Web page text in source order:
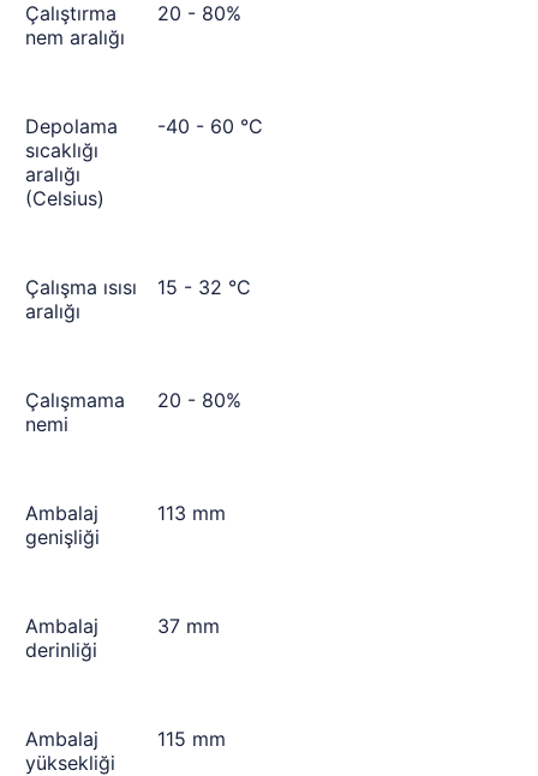
Çalıştırma
nem aralığı
20 - 80%
Depolama
sıcaklığı
aralığı
(Celsius)
-40 - 60 °C
Çalışma ısısı
aralığı
15 - 32 °C
Çalışmama
nemi
20 - 80%
Ambalaj
genişliği
113 mm
Ambalaj
derinliği
37 mm
Ambalaj
yüksekliği
115 mm